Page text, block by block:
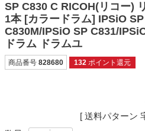
お問い合わせ
会員専用商品
説明書ダウンロード
SP C830 C RICOH(リコー)
1本 [カラードラム] IPSiO
C830M/IPSiO SP C831/
ドラム ドラムユ
商品番号 828680 132 ポイント還元
送料パターン